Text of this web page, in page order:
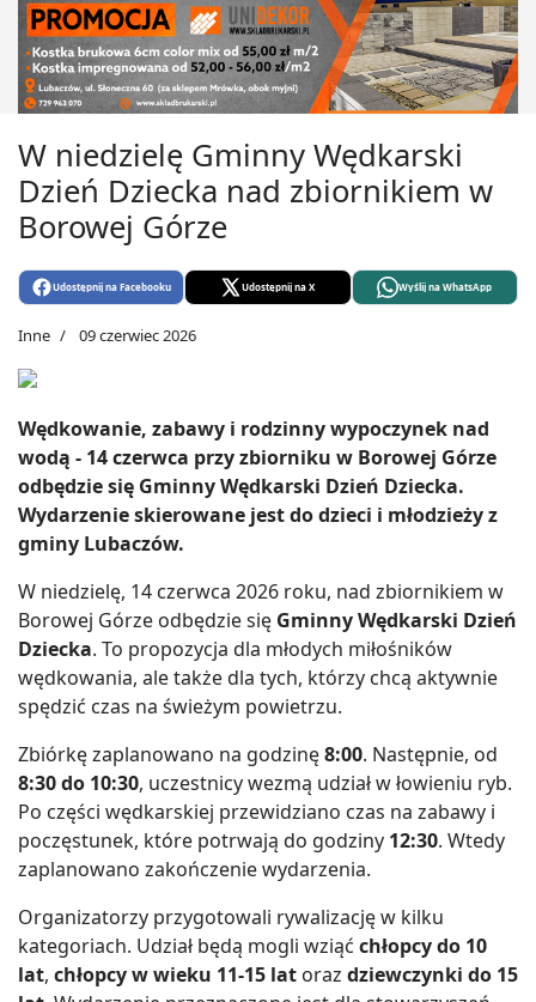
W niedzielę Gminny Wędkarski
Dzień Dziecka nad zbiornikiem w
Borowej Górze
Udostępnij na Facebooku Udostępnij na X Wyślij na WhatsApp
Inne 09 czerwiec 2026
Wędkowanie, zabawy i rodzinny wypoczynek nad
wodą - 14 czerwca przy zbiorniku w Borowej Górze
odbędzie się Gminny Wędkarski Dzień Dziecka.
Wydarzenie skierowane jest do dzieci i młodzieży z
gminy Lubaczów.
W niedzielę, 14 czerwca 2026 roku, nad zbiornikiem w
Borowej Górze odbędzie się Gminny Wędkarski Dzień
Dziecka. To propozycja dla młodych miłośników
wędkowania, ale także dla tych, którzy chcą aktywnie
spędzić czas na świeżym powietrzu.
Zbiórkę zaplanowano na godzinę8:00. Następnie, od
8:30 do 10:30, uczestnicy wezmą udział w łowieniu ryb.
Po części wędkarskiej przewidziano czas na zabawy i
poczęstunek, które potrwają do godziny 12:30. Wtedy
zaplanowano zakończenie wydarzenia.
Organizatorzy przygotowali rywalizację w kilku
kategoriach. Udział będą mogli wziąć chłopcy do 10
lat, chłopcy w wieku 11-15 lat oraz dziewczynki do 15